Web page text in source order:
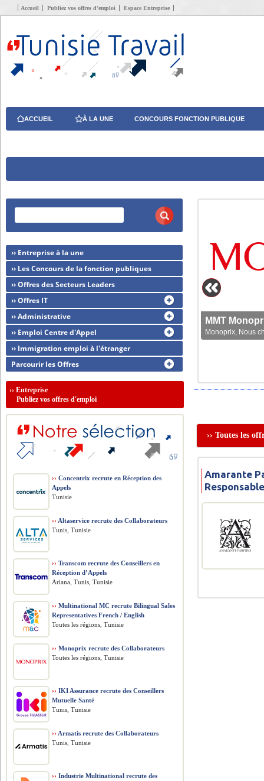
Accueil Publiez vos offres d’emploi Espace Entreprise
ACCUEIL À LA UNE CONCOURS FONCTION PUBLIQUE
MMT
Monoprix, Nous
›› Toutes les
Amarante
›› Entreprise à la une
›› Les Concours de la fonction publiques
›› Offres des Secteurs Leaders
›› Offres IT
›› Administrative
›› Emploi Centre d'Appel
›› Immigration emploi à l'étranger
Parcourir les Offres
››Entreprise
Publiez vos offres d'emploi
›› Concentrix recrute en Réception des
Appels
Tunisie
›› Altaservice recrute des Collaborateurs
Tunis, Tunisie
›› Transcom recrute des Conseillers en
Réception d’Appels
Ariana, Tunis, Tunisie
›› Multinational MC recrute Bilingual Sales
Representatives French / English
Toutes les régions, Tunisie
›› Monoprix recrute des Collaborateurs
Toutes les régions, Tunisie
›› IKI Assurance recrute des Conseillers
Mutuelle Santé
Tunis, Tunisie
›› Armatis recrute des Collaborateurs
Tunis, Tunisie
›› Industrie Multinational recrute des